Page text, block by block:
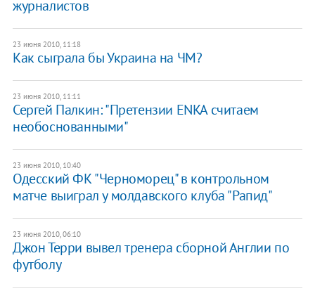
журналистов
23 июня 2010, 11:18
Как сыграла бы Украина на ЧМ?
23 июня 2010, 11:11
Сергей Палкин: "Претензии ENKA считаем
необоснованными"
23 июня 2010, 10:40
Одесский ФК "Черноморец" в контрольном
матче выиграл у молдавского клуба "Рапид"
23 июня 2010, 06:10
Джон Терри вывел тренера сборной Англии по
футболу